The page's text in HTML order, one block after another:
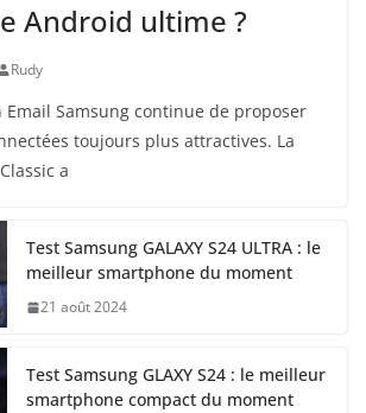
Android ultime ?
Rudy
Email Samsung continue de proposer
toujours plus attractives. La
a
Test Samsung GALAXY S24 ULTRA : le
meilleur smartphone du moment
21 août 2024
Test Samsung GLAXY S24 : le meilleur
smartphone compact du moment